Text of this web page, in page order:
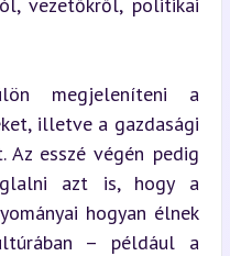
megjeleníteni a
illetve a gazdasági
Az esszé végén pedig
azt is, hogy a
hogyan élnek
– például a